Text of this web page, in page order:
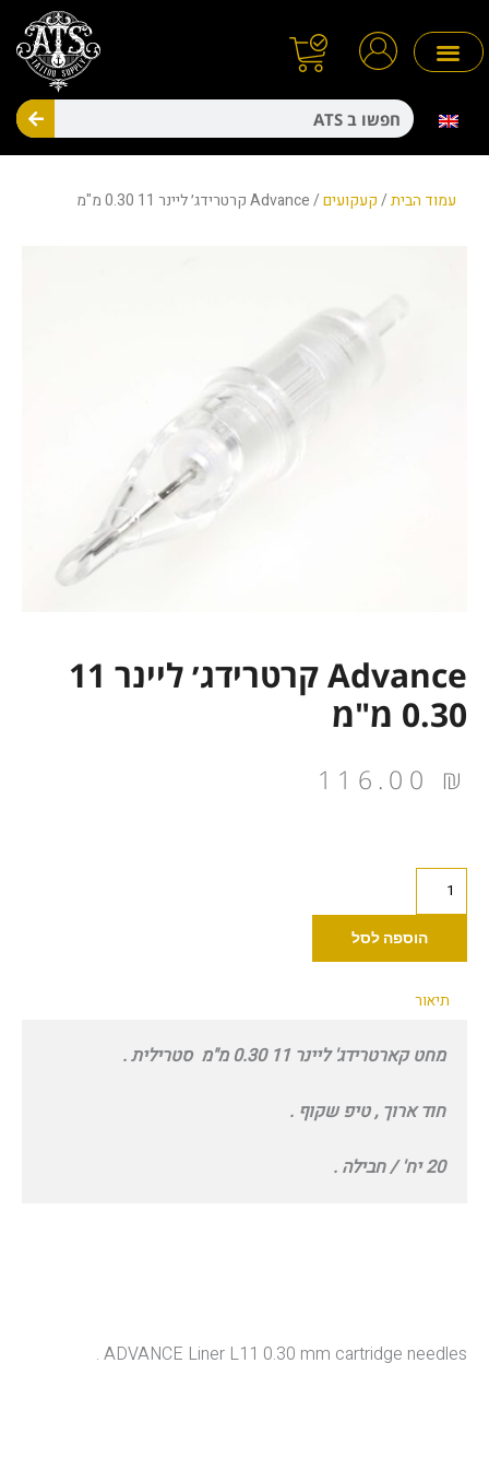
לתוכן
עמוד הבית/קעקועים/ Advance קרטרידג׳ ליינר 11 0.30 מ"מ
Advance קרטרידג׳ ליינר 11
0.30 מ"מ
116.00 ₪
כמות
Advance
קרטרידג׳
הוספה לסל
תיאור
מחט קארטרידג' ליינר 11 0.30 מ"מ סטרילית .
חוד ארוך , טיפ שקוף .
20 יח' / חבילה .
ADVANCE Liner L11 0.30 mm cartridge needles .